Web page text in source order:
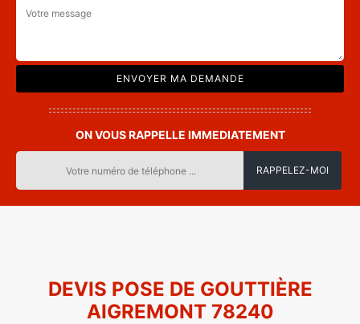
ON VOUS RAPPELLE IMMEDIATEMENT
DEVIS POSE DE GOUTTIÈRE
AIGREMONT 78240